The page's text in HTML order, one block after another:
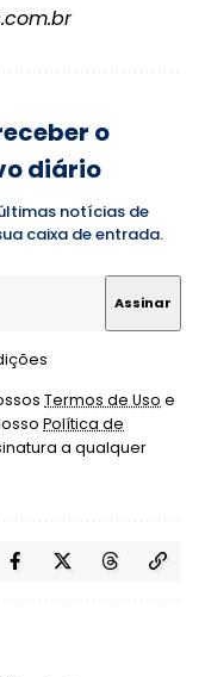
o
diário
notícias de
caixa de entrada.
Termos de Usoe
Política de
a qualquer